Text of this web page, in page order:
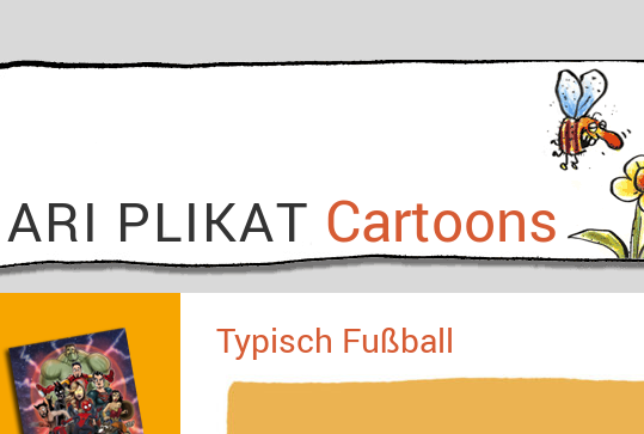
ARI PLIKAT Cartoons
Typisch Fußball